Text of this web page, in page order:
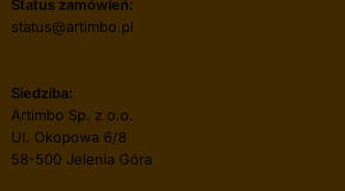
Status zamówień:
status@artimbo.pl
Siedziba:
Artimbo Sp. z o.o.
Ul. Okopowa 6/8
58-500 Jelenia Góra